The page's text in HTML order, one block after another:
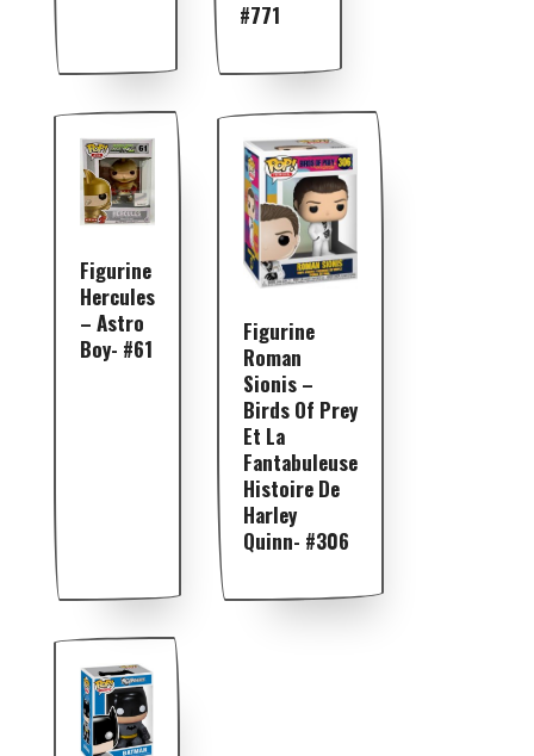
#771
Figurine
Hercules
– Astro
Boy- #61
Figurine
Roman
Sionis –
Birds Of Prey
Et La
Fantabuleuse
Histoire De
Harley
Quinn- #306